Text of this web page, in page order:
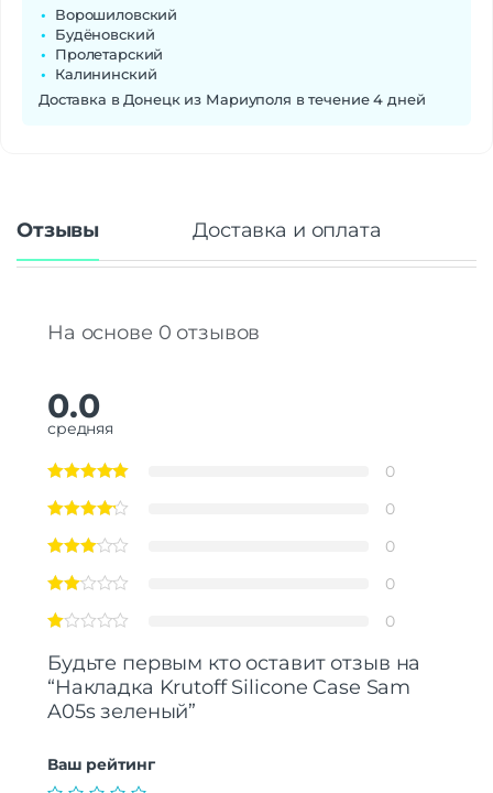
Ворошиловский
Будёновский
Пролетарский
Калининский
Доставка в Донецк из Мариуполя в течение 4 дней
Отзывы Доставка и оплата
На основе 0 отзывов
0.0
средняя
0
0
0
0
0
Будьте первым кто оставит отзыв на
“Накладка Krutoff Silicone Case Sam
A05s зеленый”
Ваш рейтинг